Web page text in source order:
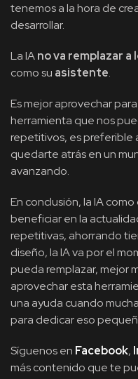
tenemos a la hora de
desarrollar.
La IAno va remplazar
como su asistente.
Es mejor aprovechar
herramienta que nos
repetitivos, es preferible
quedarte atrás en un
avanzando.
En conclusión, la IA
beneficiar en la
repetitivas, ahorrando
diseño, la IA va por el
pueda remplazar, mejor
aprovechar esta
una ayuda cuando
para dedicar eso
Síguenos en Facebook,
más contenido que te